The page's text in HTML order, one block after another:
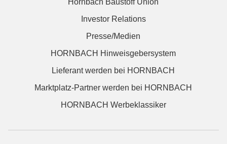
Hornbach Baustoff Union
Investor Relations
Presse/Medien
HORNBACH Hinweisgebersystem
Lieferant werden bei HORNBACH
Marktplatz-Partner werden bei HORNBACH
HORNBACH Werbeklassiker